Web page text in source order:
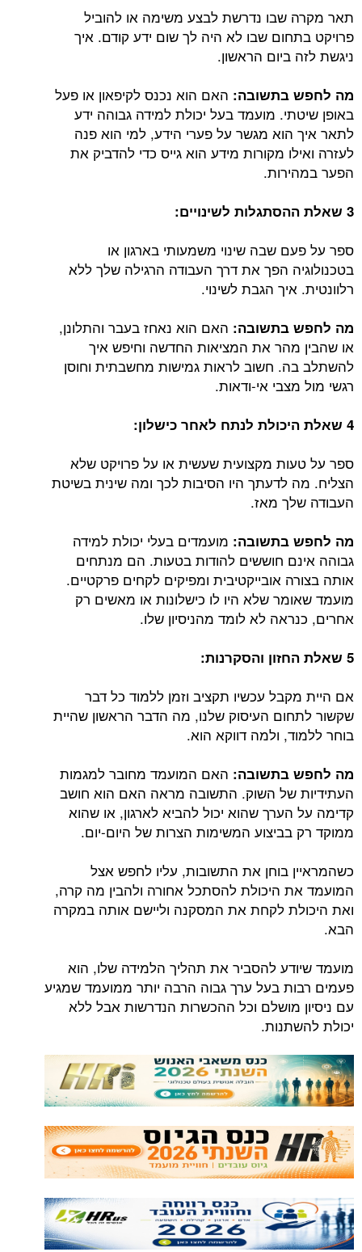
תאר מקרה שבו נדרשת לבצע משימה או להוביל
פרויקט בתחום שבו לא היה לך שום ידע קודם. איך
ניגשת לזה ביום הראשון.
מה לחפש בתשובה: האם הוא נכנס לקיפאון או פעל
באופן שיטתי. מועמד בעל יכולת למידה גבוהה ידע
לתאר איך הוא מגשר על פערי הידע, למי הוא פנה
לעזרה ואילו מקורות מידע הוא גייס כדי להדביק את
הפער במהירות.
3 שאלת ההסתגלות לשינויים :
ספר על פעם שבה שינוי משמעותי בארגון או
בטכנולוגיה הפך את דרך העבודה הרגילה שלך ללא
רלוונטית. איך הגבת לשינוי.
מה לחפש בתשובה: האם הוא נאחז בעבר והתלונן,
או שהבין מהר את המציאות החדשה וחיפש איך
להשתלב בה. חשוב לראות גמישות מחשבתית וחוסן
רגשי מול מצבי אי-ודאות.
4 שאלת היכולת לנתח לאחר כישלון:
ספר על טעות מקצועית שעשית או על פרויקט שלא
הצליח. מה לדעתך היו הסיבות לכך ומה שינית בשיטת
העבודה שלך מאז.
מה לחפש בתשובה: מועמדים בעלי יכולת למידה
גבוהה אינם חוששים להודות בטעות. הם מנתחים
אותה בצורה אובייקטיבית ומפיקים לקחים פרקטיים.
מועמד שאומר שלא היו לו כישלונות או מאשים רק
אחרים, כנראה לא לומד מהניסיון שלו.
5 שאלת החזון והסקרנות:
אם היית מקבל עכשיו תקציב וזמן ללמוד כל דבר
שקשור לתחום העיסוק שלנו, מה הדבר הראשון שהיית
בוחר ללמוד, ולמה דווקא הוא.
מה לחפש בתשובה: האם המועמד מחובר למגמות
העתידיות של השוק. התשובה מראה האם הוא חושב
קדימה על הערך שהוא יכול להביא לארגון, או שהוא
ממוקד רק בביצוע המשימות הצרות של היום-יום.
כשהמראיין בוחן את התשובות, עליו לחפש אצל
המועמד את היכולת להסתכל אחורה ולהבין מה קרה,
ואת היכולת לקחת את המסקנה וליישם אותה במקרה
הבא.
מועמד שיודע להסביר את תהליך הלמידה שלו, הוא
פעמים רבות בעל ערך גבוה הרבה יותר ממועמד שמגיע
עם ניסיון מושלם וכל ההכשרות הנדרשות אבל ללא
יכולת להשתנות.